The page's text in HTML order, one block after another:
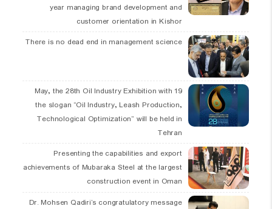
year managing brand development and
customer orientation in Kishor
There is no dead end in management science
19 May, the 28th Oil Industry Exhibition with
the slogan “Oil Industry, Leash Production,
Technological Optimization” will be held in
Tehran
Presenting the capabilities and export
achievements of Mubaraka Steel at the largest
construction event in Oman
Dr. Mohsen Qadiri’s congratulatory message